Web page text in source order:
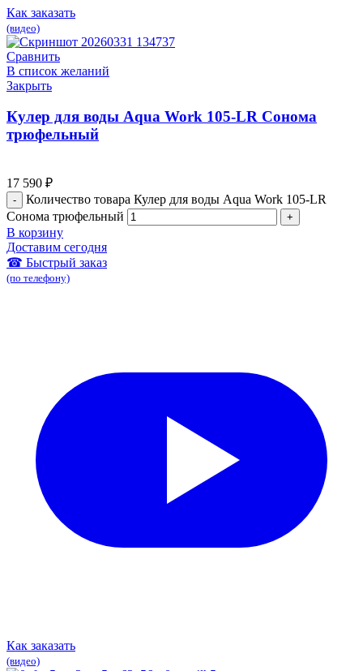
Как заказать
(видео)
Сравнить
В список желаний
Закрыть
Кулер для воды Aqua Work 105-LR Сонома
трюфельный
17 590 ₽
Количество товара Кулер для воды Aqua Work 105-LR
Сонома трюфельный
В корзину
Доставим сегодня
☎ Быстрый заказ
(по телефону)
Как заказать
(видео)